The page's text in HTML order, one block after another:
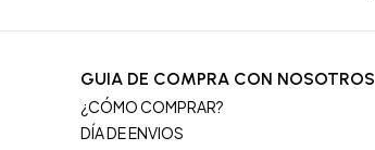
GUIA DE COMPRA CON NOSOTROS
¿CÓMO COMPRAR?
DÍA DE ENVIOS